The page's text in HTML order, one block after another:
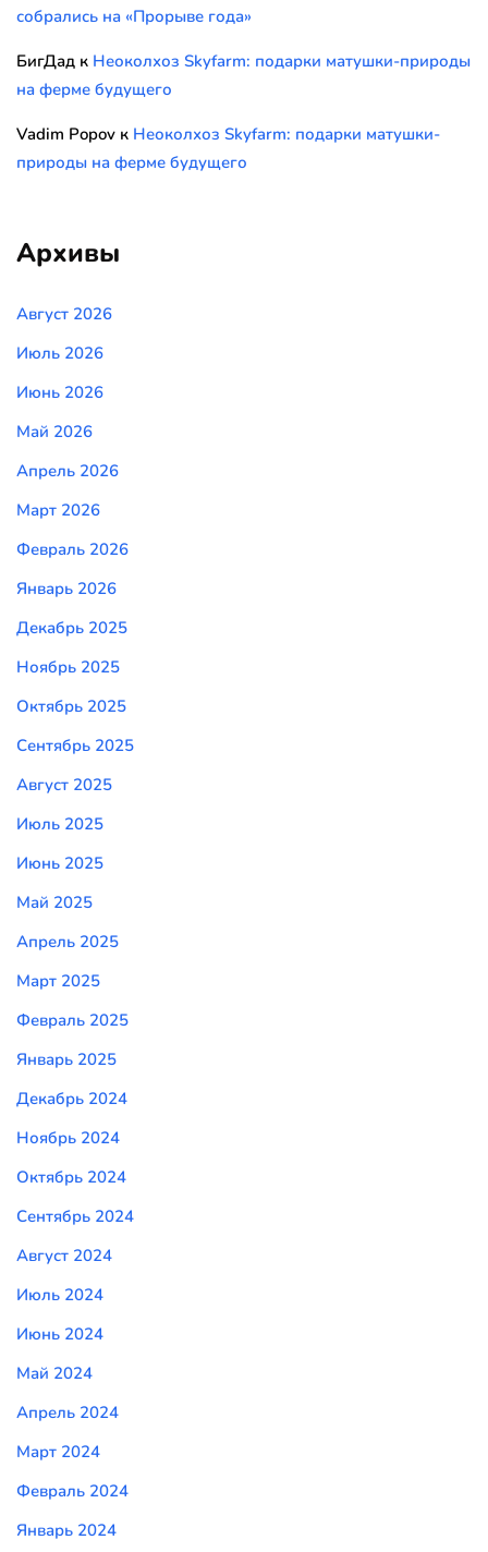
собрались на «Прорыве года»
БигДад к Неоколхоз Skyfarm: подарки матушки-природы
на ферме будущего
Vadim Popov к Неоколхоз Skyfarm: подарки матушки-
природы на ферме будущего
Архивы
Август 2026
Июль 2026
Июнь 2026
Май 2026
Апрель 2026
Март 2026
Февраль 2026
Январь 2026
Декабрь 2025
Ноябрь 2025
Октябрь 2025
Сентябрь 2025
Август 2025
Июль 2025
Июнь 2025
Май 2025
Апрель 2025
Март 2025
Февраль 2025
Январь 2025
Декабрь 2024
Ноябрь 2024
Октябрь 2024
Сентябрь 2024
Август 2024
Июль 2024
Июнь 2024
Май 2024
Апрель 2024
Март 2024
Февраль 2024
Январь 2024